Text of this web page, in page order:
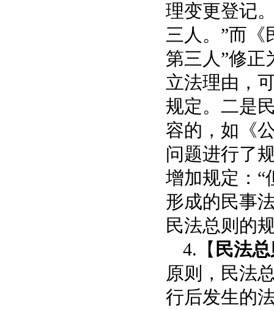
理变更登记
三人。”而《
第三人”修正
立法理由，
规定。二是
容的，如《
问题进行了
增加规定：“
形成的民事
民法总则的
4.【 民法
原则，民法
行后发生的